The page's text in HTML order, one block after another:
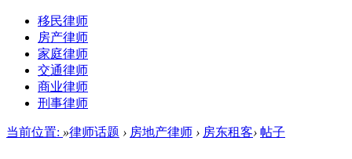
移民律师
房产律师
家庭律师
交通律师
商业律师
刑事律师
当前位置: »律师话题 › 房地产律师 › 房东租客› 帖子